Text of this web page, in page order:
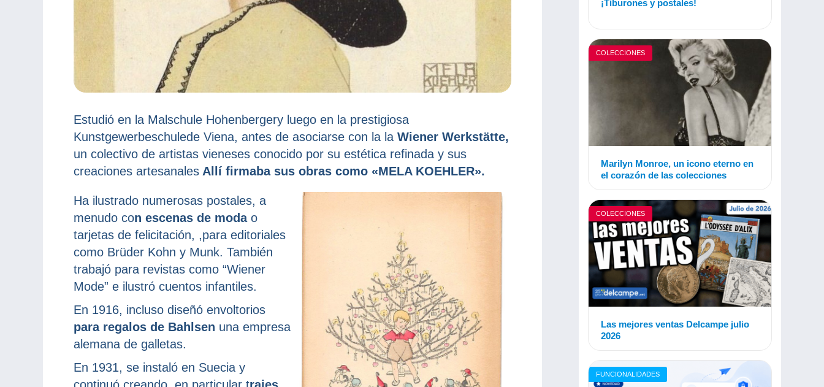
Estudió en la Malschule Hohenbergery luego en la prestigiosa
Kunstgewerbeschulede Viena, antes de asociarse con la la Wiener Werkstätte,
un colectivo de artistas vieneses conocido por su estética refinada y sus
creaciones artesanales Allí firmaba sus obras como «MELA KOEHLER».
Ha ilustrado numerosas postales, a
menudo con escenas de modao
tarjetas de felicitación, ,para editoriales
como Brüder Kohn y Munk. También
trabajó para revistas como “Wiener
Mode” e ilustró cuentos infantiles.
En 1916, incluso diseñó envoltorios
para regalos de Bahlsen una empresa
alemana de galletas.
En 1931, se instaló en Suecia y
¡Tiburones y postales!
COLECCIONES
Marilyn Monroe, un icono eterno en
el corazón de las colecciones
COLECCIONES
Las mejores ventas Delcampe julio
2026
FUNCIONALIDADES